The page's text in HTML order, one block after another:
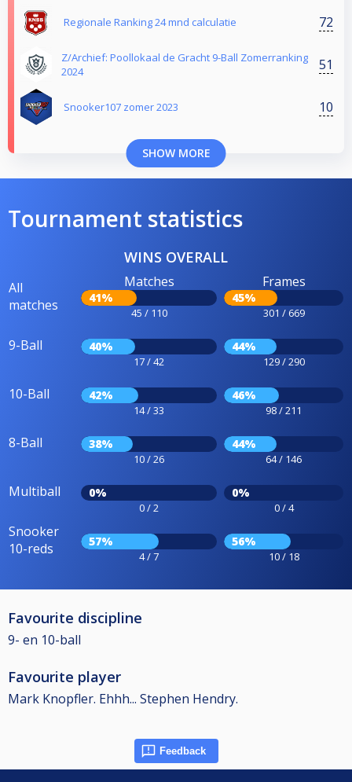
Regionale Ranking 24 mnd calculatie 72
Z/Archief: Poollokaal de Gracht 9-Ball Zomerranking
2024
51
Snooker107 zomer 2023 10
SHOW MORE
Tournament statistics
WINS OVERALL
All
matches
Matches
41%
45 / 110
Frames
45%
301 / 669
9-Ball 40%
17 / 42
44%
129 / 290
10-Ball 42%
14 / 33
46%
98 / 211
8-Ball 38%
10 / 26
44%
64 / 146
Multiball 0%
0 / 2
0%
0 / 4
Snooker
10-reds
57%
4 / 7
56%
10 / 18
Favourite discipline
9- en 10-ball
Favourite player
Mark Knopfler. Ehhh... Stephen Hendry.
Feedback